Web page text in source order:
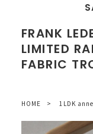
FRANK
LIMITED
FABRIC
HOME 1LDK